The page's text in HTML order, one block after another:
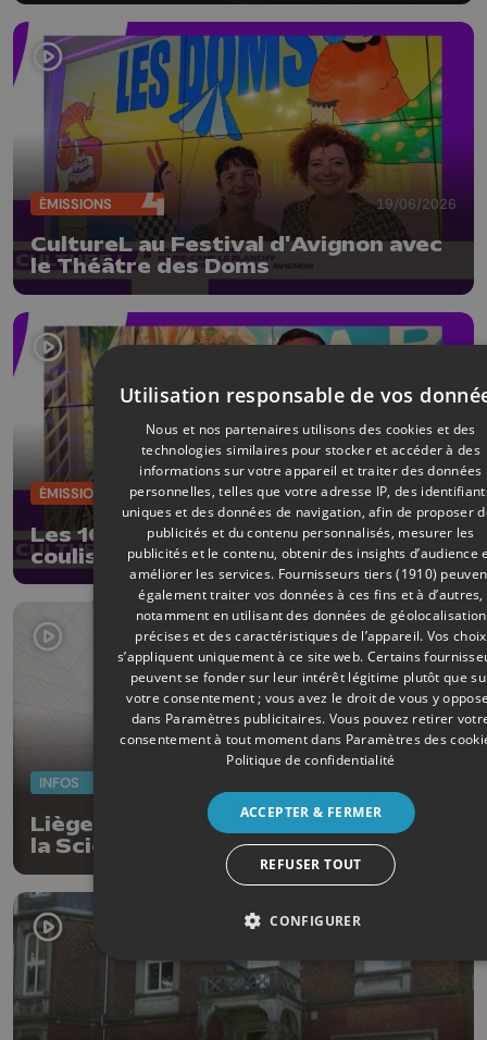
ÉMISSIONS 19/06/2026
CultureL au Festival d'Avignon avec
le Théâtre des Doms
ÉMISSIONS 12/06/2026
Les 10 ans de la Boverie : les
coulisses d'une collection
INFOS
Liège ouvre son coeur à la Maison de
la Science
Utilisation responsable de vos
Nous et nos partenaires utilisons des cookies et des
technologies similaires pour stocker et accéder à des
informations sur votre appareil et traiter des données
personnelles, telles que votre adresse IP, des
uniques et des données de navigation, afin de proposer
publicités et du contenu personnalisés, mesurer les
publicités et le contenu, obtenir des insights d’audience
améliorer les services. Fournisseurs tiers (1910)
également traiter vos données à ces fins et à d’autres,
notamment en utilisant des données de géolocalisation
précises et des caractéristiques de l’appareil. Vos choix
s’appliquent uniquement à ce site web. Certains
peuvent se fonder sur leur intérêt légitime plutôt que
votre consentement ; vous avez le droit de vous y
dans Paramètres publicitaires. Vous pouvez retirer
consentement à tout moment dans Paramètres des
Politique de confidentialité
ACCEPTER & FERMER
REFUSER TOUT
CONFIGURER